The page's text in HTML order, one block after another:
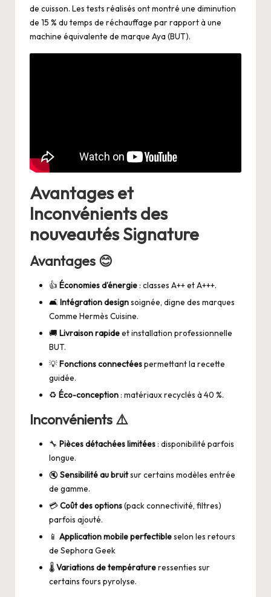
de cuisson. Les tests réalisés ont montré une diminution
de 15 % du temps de réchauffage par rapport à une
machine équivalente de marque Aya (BUT).
Avantages et
Inconvénients des
nouveautés Signature
Avantages 😊
👍 Économies d’énergie: classes A++ et A+++.
🛋️ Intégration designsoignée, digne des marques
Comme Hermès Cuisine.
🚚 Livraison rapideet installation professionnelle
BUT.
💡Fonctions connectéespermettant la recette
guidée.
♻️ Éco-conception: matériaux recyclés à 40 %.
Inconvénients ⚠️
🔧 Pièces détachées limitées: disponibilité parfois
longue.
🔇 Sensibilité au bruitsur certains modèles entrée
de gamme.
💳Coût des options(pack connectivité, filtres)
parfois ajouté.
📱 Application mobile perfectibleselon les retours
de Sephora Geek
🌡️Variations de températureressenties sur
certains fours pyrolyse.